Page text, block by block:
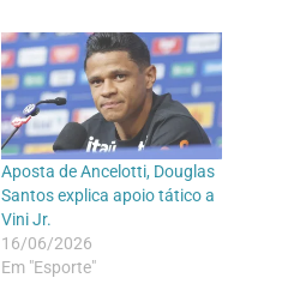
Aposta de Ancelotti, Douglas
Santos explica apoio tático a
Vini Jr.
16/06/2026
Em "Esporte"